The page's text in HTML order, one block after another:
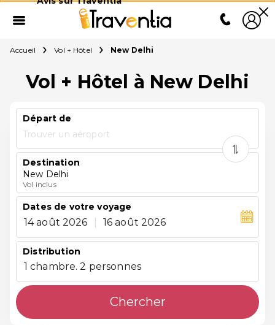
Accueil Vol + Hôtel New Delhi
Vol + Hôtel à New Delhi
Départ de
Trouver un aéroport
Destination
New Delhi
Vol inclus
Dates de votre voyage
14 août 2026 16 août 2026
Distribution
1 chambre. 2 personnes
Chercher